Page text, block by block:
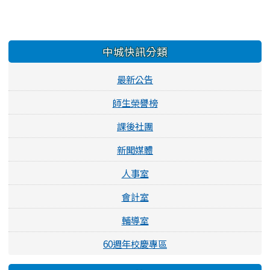
左邊區域內容 中城快訊分類
最新公告
師生榮譽榜
課後社團
新聞媒體
人事室
會計室
輔導室
60週年校慶專區